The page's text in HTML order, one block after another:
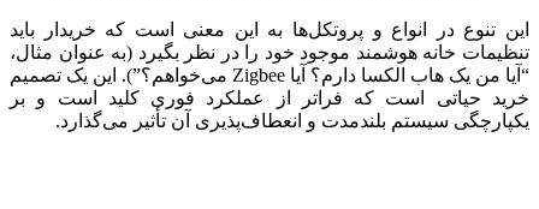
این تنوع در انواع و پروتکل‌ها به این معنی است که خریدار باید
تنظیمات خانه هوشمند موجود خود را در نظر بگیرد (به عنوان مثال،
“آیا من یک هاب الکسا دارم؟ آیا Zigbee می‌خواهم؟”). این یک تصمیم
خرید حیاتی است که فراتر از عملکرد فوری کلید است و بر
یکپارچگی سیستم بلندمدت و انعطاف‌پذیری آن تأثیر می‌گذارد.